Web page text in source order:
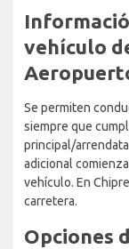
vehículo
Se permiten
siempre que
principal/
adicional
vehículo. En
carretera.
Opciones